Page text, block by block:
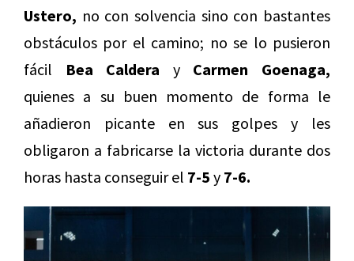
Ustero, no con solvencia sino con bastantes
obstáculos por el camino; no se lo pusieron
fácil Bea Caldera y Carmen Goenaga,
quienes a su buen momento de forma le
añadieron picante en sus golpes y les
obligaron a fabricarse la victoria durante dos
horas hasta conseguir el 7-5 y 7-6.